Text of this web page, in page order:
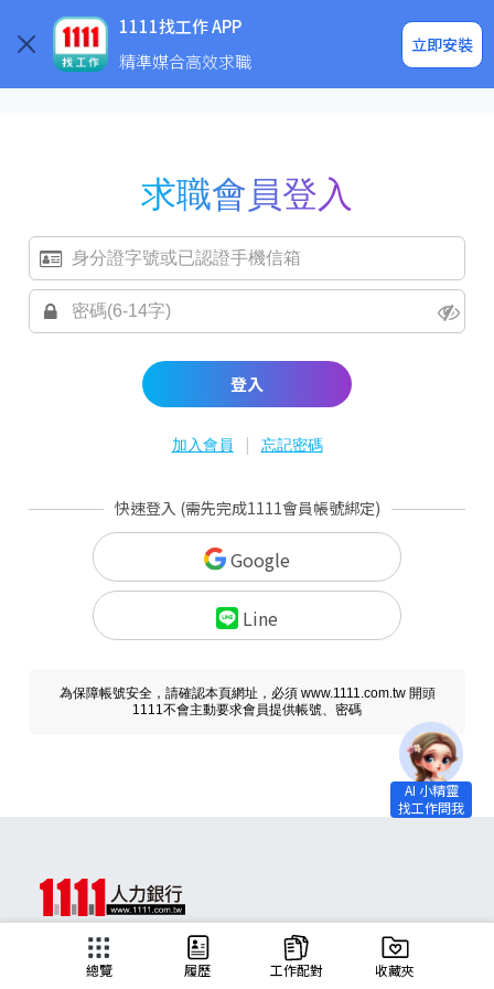
1111找工作 APP
精準媒合高效求職
立即安裝
企業求才
求職會員登入
登入
加入會員 | 忘記密碼
快速登入 (需先完成1111會員帳號綁定)
Google
Line
為保障帳號安全，請確認本頁網址，必須 www.1111.com.tw 開頭
1111不會主動要求會員提供帳號、密碼
總覽 履歷 工作配對 收藏夾